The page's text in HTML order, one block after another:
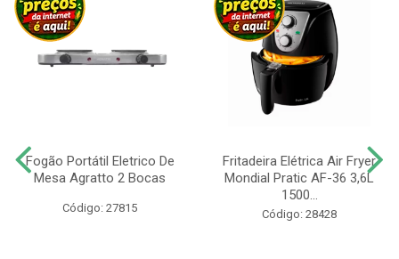
Fogão Portátil Eletrico De
Mesa Agratto 2 Bocas
Código: 27815
Fritadeira Elétrica Air Fryer
Mondial Pratic AF-36 3,6L
1500...
Código: 28428